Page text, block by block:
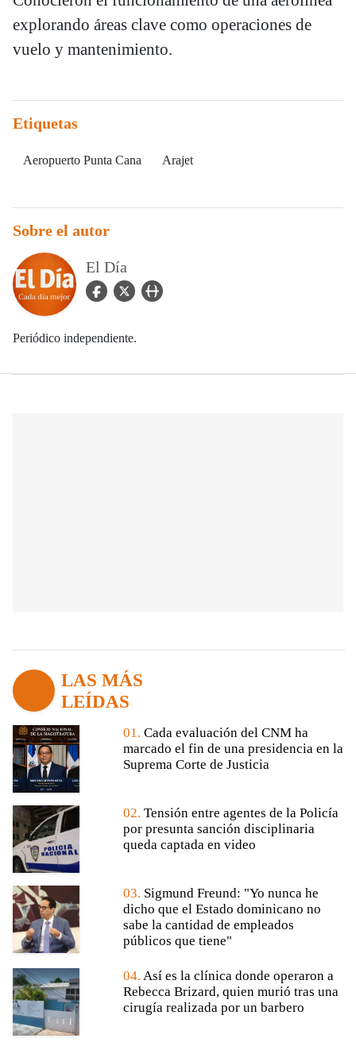
explorando áreas clave como operaciones de
vuelo y mantenimiento.
Etiquetas
Aeropuerto Punta Cana Arajet
Sobre el autor
El Día
facebook Icon
twitter Iconuser_url Icon
Periódico independiente.
LAS MÁS
LEÍDAS
01. Cada evaluación del CNM ha
marcado el fin de una presidencia en la
Suprema Corte de Justicia
02. Tensión entre agentes de la Policía
por presunta sanción disciplinaria
queda captada en video
03. Sigmund Freund: "Yo nunca he
dicho que el Estado dominicano no
sabe la cantidad de empleados
públicos que tiene"
04. Así es la clínica donde operaron a
Rebecca Brizard, quien murió tras una
cirugía realizada por un barbero